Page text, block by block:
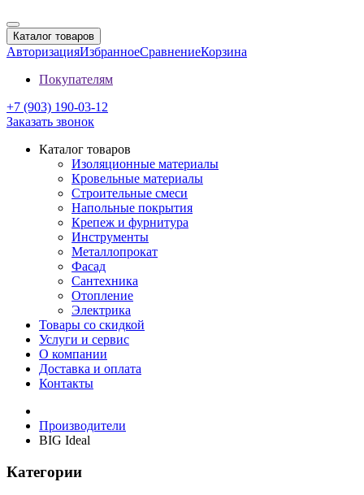
Каталог товаров
АвторизацияИзбранноеСравнениеКорзина
Покупателям
+7 (903) 190-03-12
Заказать звонок
Каталог товаров
Изоляционные материалы
Кровельные материалы
Строительные смеси
Напольные покрытия
Крепеж и фурнитура
Инструменты
Металлопрокат
Фасад
Сантехника
Отопление
Электрика
Товары со скидкой
Услуги и сервис
О компании
Доставка и оплата
Контакты
Производители
BIG Ideal
Категории